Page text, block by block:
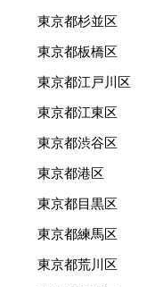
東京都杉並区
東京都板橋区
東京都江戸川区
東京都江東区
東京都渋谷区
東京都港区
東京都目黒区
東京都練馬区
東京都荒川区